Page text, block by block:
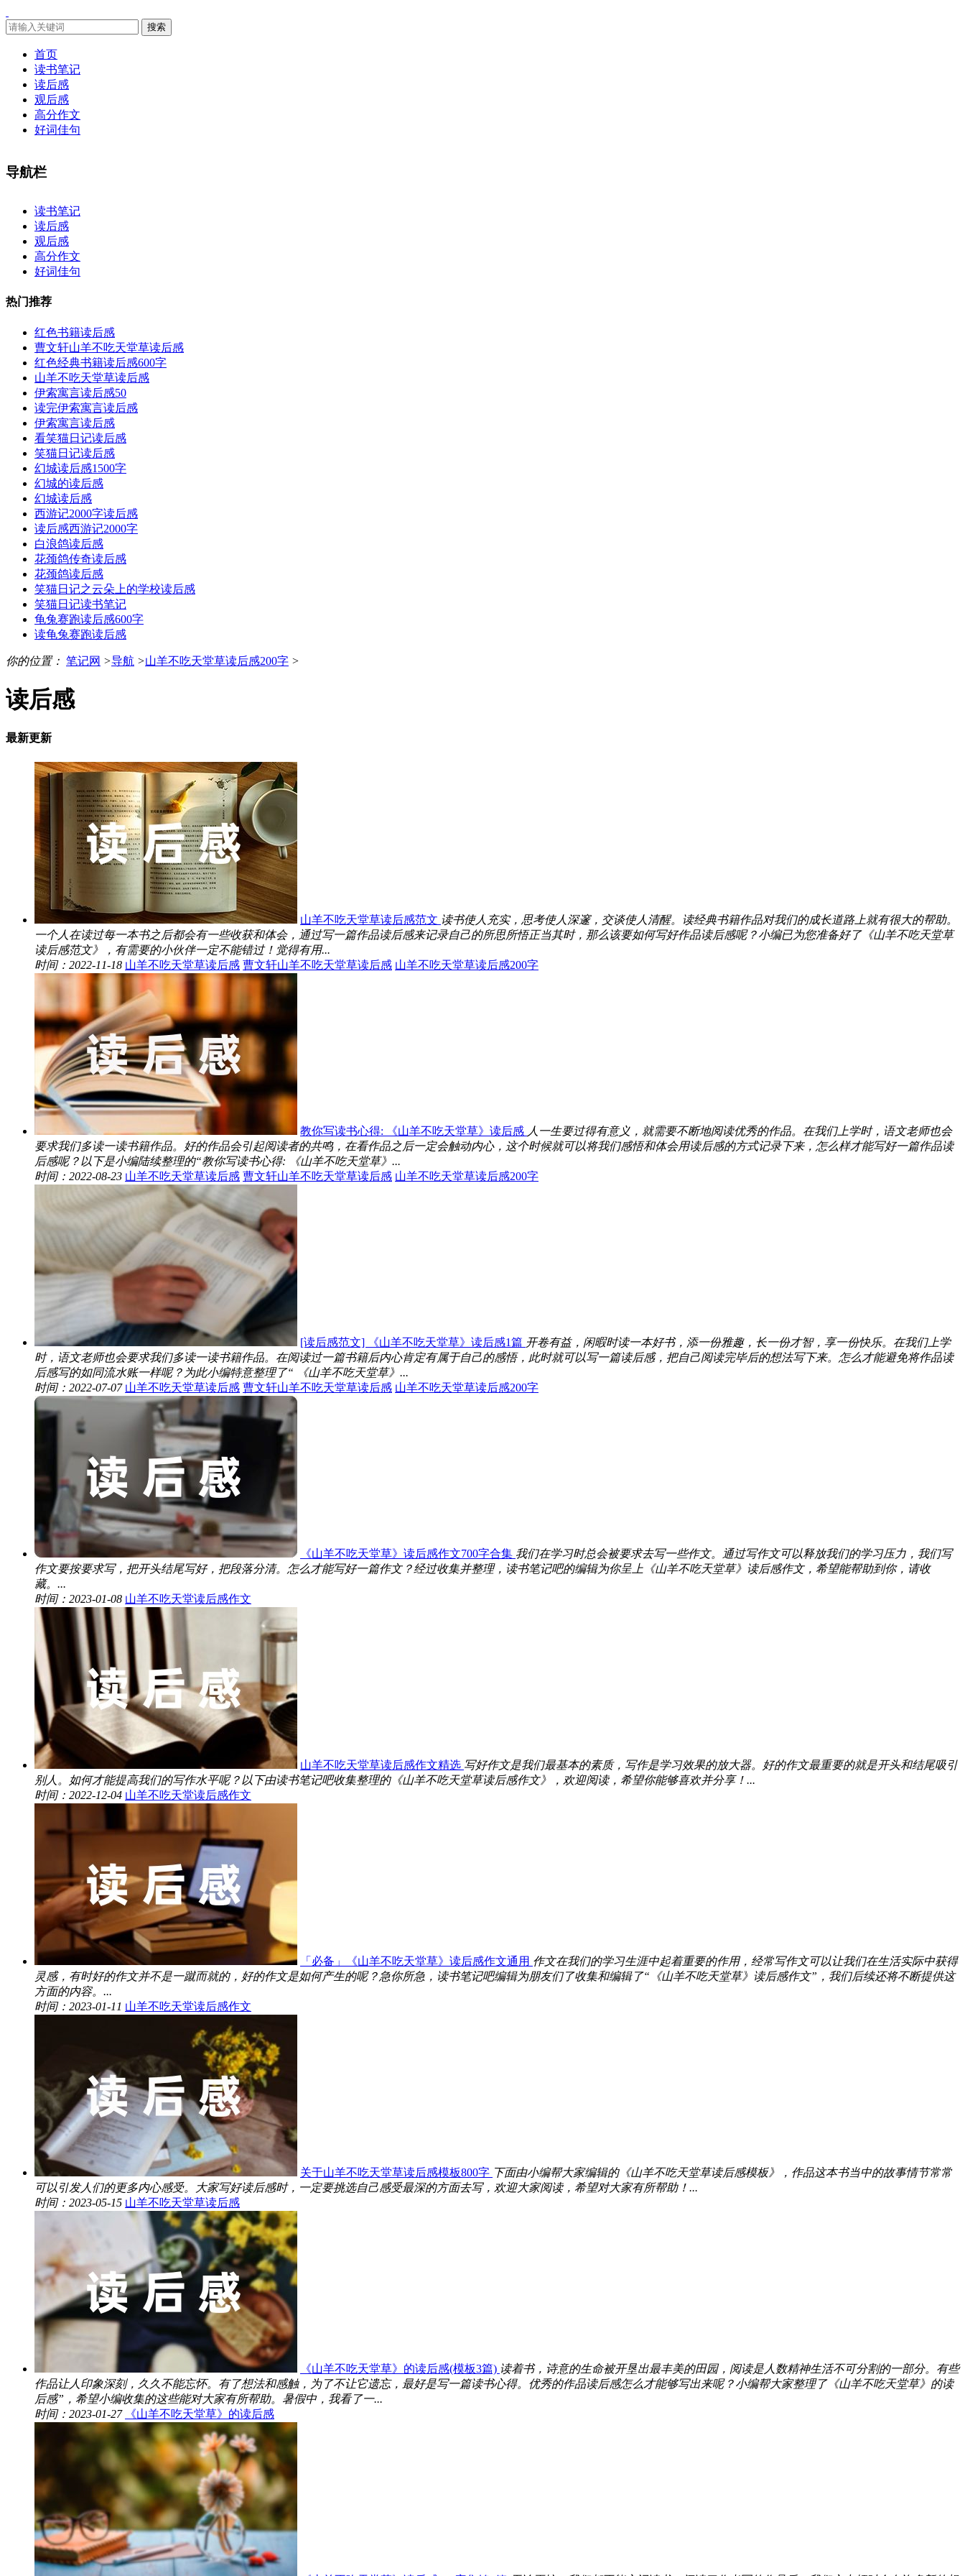
搜索
首页
读书笔记
读后感
观后感
高分作文
好词佳句
导航栏
读书笔记
读后感
观后感
高分作文
好词佳句
热门推荐
红色书籍读后感
曹文轩山羊不吃天堂草读后感
红色经典书籍读后感600字
山羊不吃天堂草读后感
伊索寓言读后感50
读完伊索寓言读后感
伊索寓言读后感
看笑猫日记读后感
笑猫日记读后感
幻城读后感1500字
幻城的读后感
幻城读后感
西游记2000字读后感
读后感西游记2000字
白浪鸽读后感
花颈鸽传奇读后感
花颈鸽读后感
笑猫日记之云朵上的学校读后感
笑猫日记读书笔记
龟兔赛跑读后感600字
读龟兔赛跑读后感
你的位置： 笔记网 >导航 >山羊不吃天堂草读后感200字 >
读后感
最新更新
山羊不吃天堂草读后感范文 读书使人充实，思考使人深邃，交谈使人清醒。读经典书籍作品对我们的成长道路上就有很大的帮助。
一个人在读过每一本书之后都会有一些收获和体会，通过写一篇作品读后感来记录自己的所思所悟正当其时，那么该要如何写好作品读后感呢？小编已为您准备好了《山羊不吃天堂草
读后感范文》，有需要的小伙伴一定不能错过！觉得有用...
时间：2022-11-18 山羊不吃天堂草读后感 曹文轩山羊不吃天堂草读后感 山羊不吃天堂草读后感200字
教你写读书心得: 《山羊不吃天堂草》读后感 人一生要过得有意义，就需要不断地阅读优秀的作品。在我们上学时，语文老师也会
要求我们多读一读书籍作品。好的作品会引起阅读者的共鸣，在看作品之后一定会触动内心，这个时候就可以将我们感悟和体会用读后感的方式记录下来，怎么样才能写好一篇作品读
后感呢？以下是小编陆续整理的“教你写读书心得: 《山羊不吃天堂草》...
时间：2022-08-23 山羊不吃天堂草读后感 曹文轩山羊不吃天堂草读后感 山羊不吃天堂草读后感200字
[读后感范文] 《山羊不吃天堂草》读后感1篇 开卷有益，闲暇时读一本好书，添一份雅趣，长一份才智，享一份快乐。在我们上学
时，语文老师也会要求我们多读一读书籍作品。在阅读过一篇书籍后内心肯定有属于自己的感悟，此时就可以写一篇读后感，把自己阅读完毕后的想法写下来。怎么才能避免将作品读
后感写的如同流水账一样呢？为此小编特意整理了“ 《山羊不吃天堂草》...
时间：2022-07-07 山羊不吃天堂草读后感 曹文轩山羊不吃天堂草读后感 山羊不吃天堂草读后感200字
《山羊不吃天堂草》读后感作文700字合集 我们在学习时总会被要求去写一些作文。通过写作文可以释放我们的学习压力，我们写
作文要按要求写，把开头结尾写好，把段落分清。怎么才能写好一篇作文？经过收集并整理，读书笔记吧的编辑为你呈上《山羊不吃天堂草》读后感作文，希望能帮助到你，请收
藏。...
时间：2023-01-08 山羊不吃天堂读后感作文
山羊不吃天堂草读后感作文精选 写好作文是我们最基本的素质，写作是学习效果的放大器。好的作文最重要的就是开头和结尾吸引
别人。如何才能提高我们的写作水平呢？以下由读书笔记吧收集整理的《山羊不吃天堂草读后感作文》，欢迎阅读，希望你能够喜欢并分享！...
时间：2022-12-04 山羊不吃天堂读后感作文
「必备」《山羊不吃天堂草》读后感作文通用 作文在我们的学习生涯中起着重要的作用，经常写作文可以让我们在生活实际中获得
灵感，有时好的作文并不是一蹴而就的，好的作文是如何产生的呢？急你所急，读书笔记吧编辑为朋友们了收集和编辑了“《山羊不吃天堂草》读后感作文”，我们后续还将不断提供这
方面的内容。...
时间：2023-01-11 山羊不吃天堂读后感作文
关于山羊不吃天堂草读后感模板800字 下面由小编帮大家编辑的《山羊不吃天堂草读后感模板》，作品这本书当中的故事情节常常
可以引发人们的更多内心感受。大家写好读后感时，一定要挑选自己感受最深的方面去写，欢迎大家阅读，希望对大家有所帮助！...
时间：2023-05-15 山羊不吃天堂草读后感
《山羊不吃天堂草》的读后感(模板3篇) 读着书，诗意的生命被开垦出最丰美的田园，阅读是人数精神生活不可分割的一部分。有些
作品让人印象深刻，久久不能忘怀。有了想法和感触，为了不让它遗忘，最好是写一篇读书心得。优秀的作品读后感怎么才能够写出来呢？小编帮大家整理了《山羊不吃天堂草》的读
后感”，希望小编收集的这些能对大家有所帮助。暑假中，我看了一...
时间：2023-01-27
《山羊不吃天堂草》的读后感